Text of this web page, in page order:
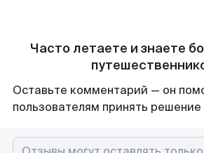
Часто летаете и знаете
Оставьте комментарий — он
пользователям принять решение